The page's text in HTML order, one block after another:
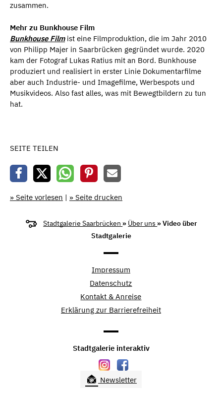
zusammen.
Mehr zu Bunkhouse Film
Bunkhouse Filmist eine Filmproduktion, die im Jahr 2010
von Philipp Majer in Saarbrücken gegründet wurde. 2020
kam der Fotograf Lukas Ratius mit an Bord. Bunkhouse
produziert und realisiert in erster Linie Dokumentarfilme
aber auch Industrie- und Imagefilme, Werbespots und
Musikvideos. Also fast alles, was mit Bewegtbildern zu tun
hat.
SEITE TEILEN
» Seite vorlesen | » Seite drucken
Stadtgalerie Saarbrücken » Über uns » Video über
Stadtgalerie
Impressum
Datenschutz
Kontakt & Anreise
Erklärung zur Barrierefreiheit
Stadtgalerie interaktiv
Newsletter